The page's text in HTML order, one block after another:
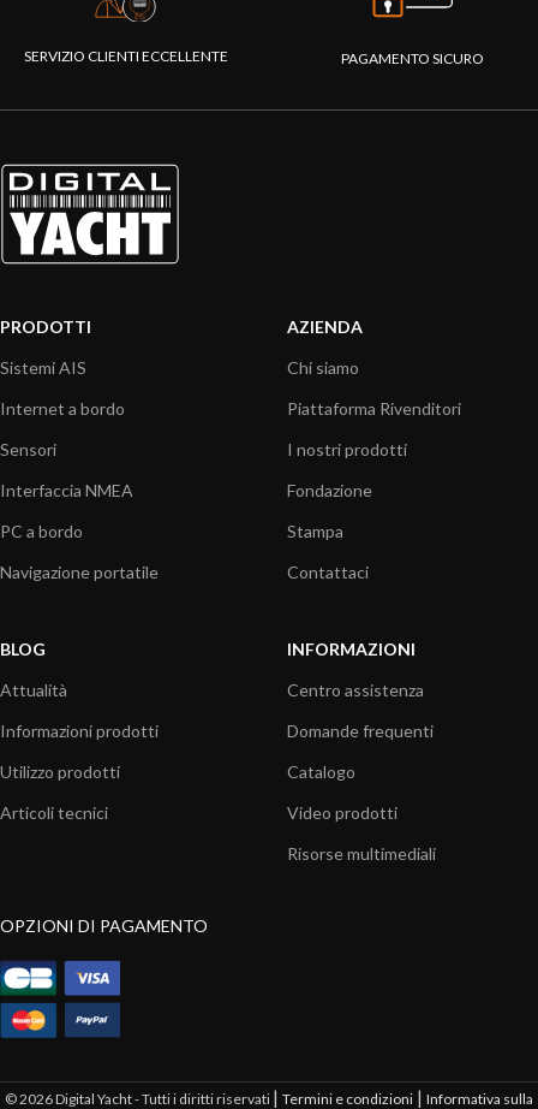
SERVIZIO CLIENTI ECCELLENTE PAGAMENTO SICURO
PRODOTTI
Sistemi AIS
Internet a bordo
Sensori
Interfaccia NMEA
PC a bordo
Navigazione portatile
AZIENDA
Chi siamo
Piattaforma Rivenditori
I nostri prodotti
Fondazione
Stampa
Contattaci
BLOG
Attualità
Informazioni prodotti
Utilizzo prodotti
Articoli tecnici
INFORMAZIONI
Centro assistenza
Domande frequenti
Catalogo
Video prodotti
Risorse multimediali
OPZIONI DI PAGAMENTO
© 2026 Digital Yacht - Tutti i diritti riservati | Termini e condizioni | Informativa sulla